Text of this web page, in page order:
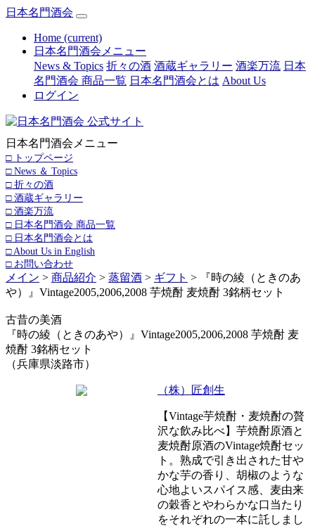
日本名門酒会
Home (current)
日本名門酒会メニュー
News & Topics 折々の酒 酒蔵ギャラリー 酒楽万流 日本
名門酒会 商品一覧 日本名門酒会とは About Us
ログイン
日本名門酒会メニュー
□ トップページ
□ News ＆ Topics
□ 折々の酒
□ 酒蔵ギャラリー
□ 酒楽万流
□ 日本名門酒会 商品一覧
□ 日本名門酒会とは
□ About Us in English
□ お問い合わせ
メイン > 商品紹介 > 蒸留酒 > ギフト > 『時の綾（ときのあ
や）』Vintage2005,2006,2008 芋焼酎 麦焼酎 3銘柄セット
古昔の美酒
『時の綾（ときのあや）』Vintage2005,2006,2008 芋焼酎 麦
焼酎 3銘柄セット
（兵庫県淡路市）
（株）匠創生
【Vintage芋焼酎・麦焼酎の贅
沢な飲み比べ】芋焼酎原酒と
麦焼酎原酒のVintage焼酎セッ
ト。熟成で引き出された甘や
かな芋の香り、胡椒のような
心地よいスパイス感、麦由来
の穀香とやわらかな口当たり
をそれぞれの一本に託しまし